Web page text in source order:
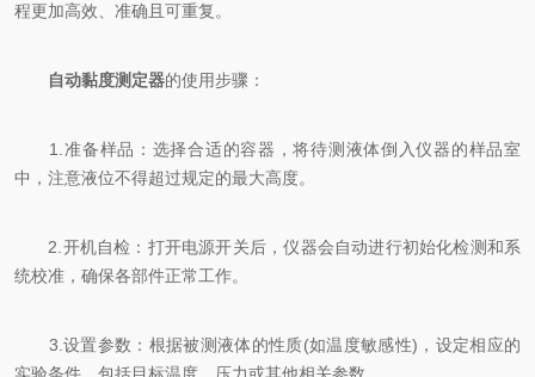
程更加高效、准确且可重复。
自动黏度测定器的使用步骤：
1.准备样品：选择合适的容器，将待测液体倒入仪器的样品室
中，注意液位不得超过规定的最大高度。
2.开机自检：打开电源开关后，仪器会自动进行初始化检测和系
统校准，确保各部件正常工作。
3.设置参数：根据被测液体的性质(如温度敏感性)，设定相应的